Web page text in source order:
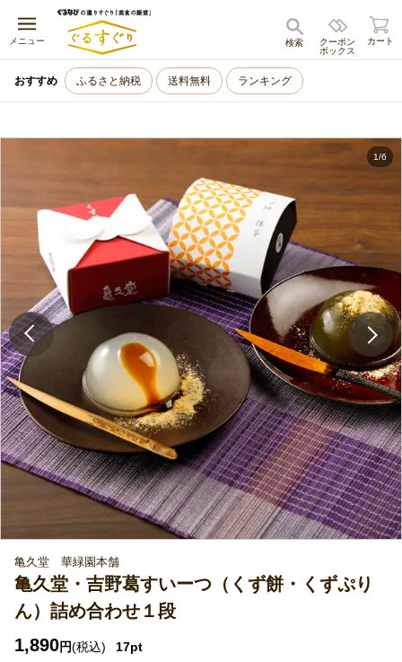
メニュー
キャンセル
クーポン
ボックス
検索 カート
おすすめ ふるさと納税 送料無料 ランキング
1/6
亀久堂 華緑園本舗
亀久堂・吉野葛すいーつ（くず餅・くずぷり
ん）詰め合わせ１段
1,890円(税込) 17pt